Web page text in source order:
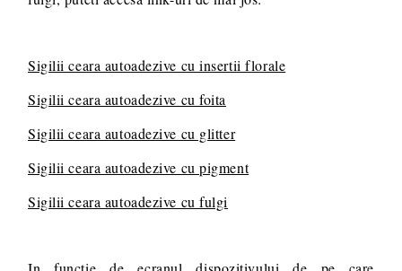
Sigilii ceara autoadezive cu insertii florale
Sigilii ceara autoadezive cu foita
Sigilii ceara autoadezive cu glitter
Sigilii ceara autoadezive cu pigment
Sigilii ceara autoadezive cu fulgi